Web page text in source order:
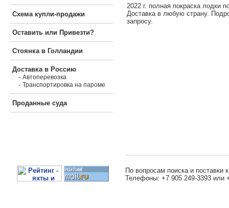
Схема купли-продажи
Оставить или Привезти?
Стоянка в Голландии
Доставка в Россию
- Автоперевозка
- Транспортировка на пароме
Проданные суда
2022 г. полная покраска лодки
Доставка в любую страну.
запросу.
По вопросам поиска и поставки
Телефоны: +7 905 249-3393 или